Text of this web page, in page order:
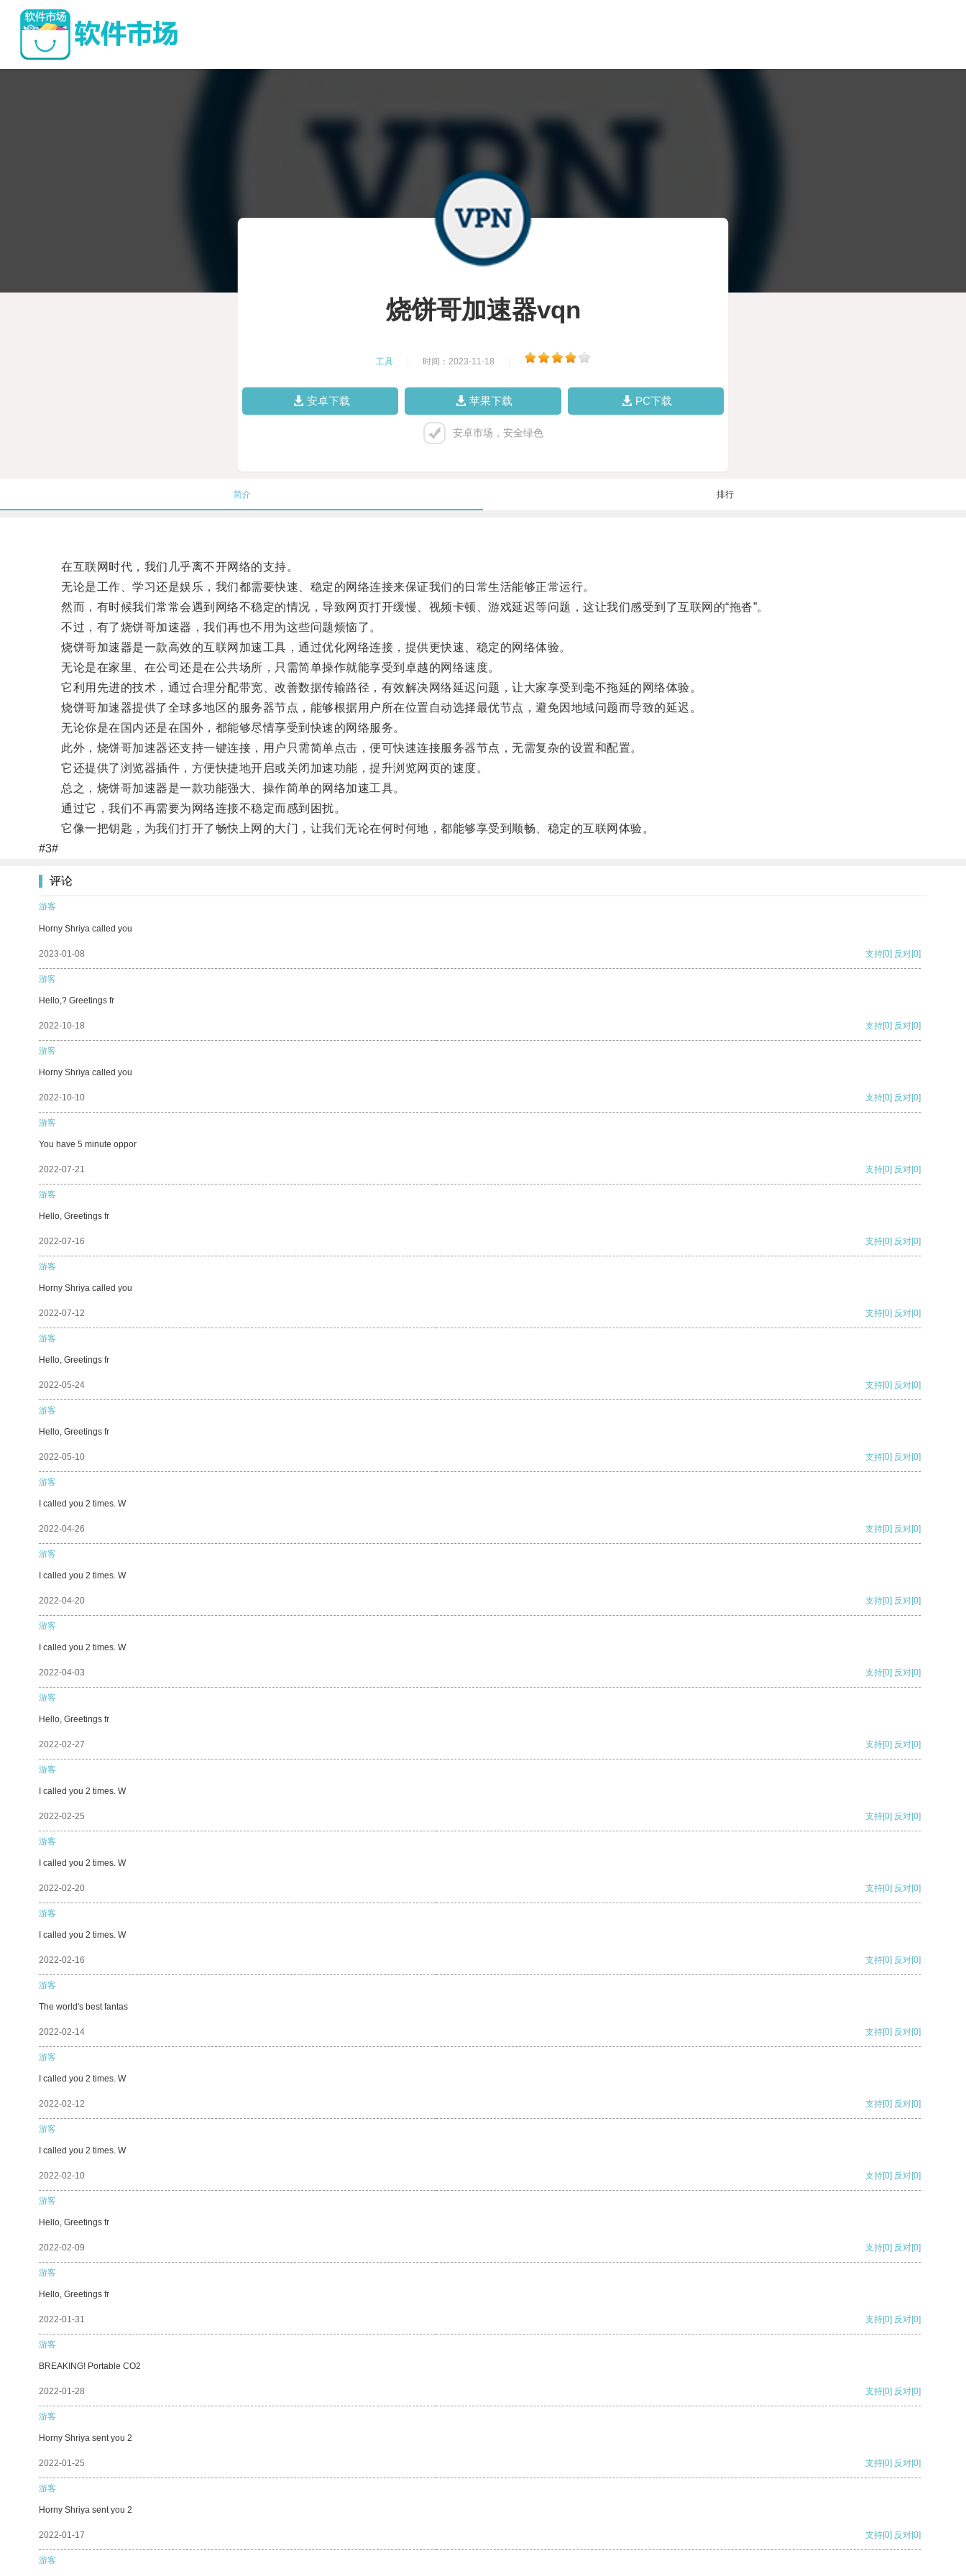
烧饼哥加速器vqn
工具 时间：2023-11-18
安卓下载 苹果下载 PC下载
安卓市场，安全绿色
简介 排行
在互联网时代，我们几乎离不开网络的支持。
无论是工作、学习还是娱乐，我们都需要快速、稳定的网络连接来保证我们的日常生活能够正常运行。
然而，有时候我们常常会遇到网络不稳定的情况，导致网页打开缓慢、视频卡顿、游戏延迟等问题，这让我们感受到了互联网的“拖沓”。
不过，有了烧饼哥加速器，我们再也不用为这些问题烦恼了。
烧饼哥加速器是一款高效的互联网加速工具，通过优化网络连接，提供更快速、稳定的网络体验。
无论是在家里、在公司还是在公共场所，只需简单操作就能享受到卓越的网络速度。
它利用先进的技术，通过合理分配带宽、改善数据传输路径，有效解决网络延迟问题，让大家享受到毫不拖延的网络体验。
烧饼哥加速器提供了全球多地区的服务器节点，能够根据用户所在位置自动选择最优节点，避免因地域问题而导致的延迟。
无论你是在国内还是在国外，都能够尽情享受到快速的网络服务。
此外，烧饼哥加速器还支持一键连接，用户只需简单点击，便可快速连接服务器节点，无需复杂的设置和配置。
它还提供了浏览器插件，方便快捷地开启或关闭加速功能，提升浏览网页的速度。
总之，烧饼哥加速器是一款功能强大、操作简单的网络加速工具。
通过它，我们不再需要为网络连接不稳定而感到困扰。
它像一把钥匙，为我们打开了畅快上网的大门，让我们无论在何时何地，都能够享受到顺畅、稳定的互联网体验。
#3#
评论
游客
Horny Shriya called you
2023-01-08 支持[0] 反对[0]
游客
Hello,? Greetings fr
2022-10-18 支持[0] 反对[0]
游客
Horny Shriya called you
2022-10-10 支持[0] 反对[0]
游客
You have 5 minute oppor
2022-07-21 支持[0] 反对[0]
游客
Hello, Greetings fr
2022-07-16 支持[0] 反对[0]
游客
Horny Shriya called you
2022-07-12 支持[0] 反对[0]
游客
Hello, Greetings fr
2022-05-24 支持[0] 反对[0]
游客
Hello, Greetings fr
2022-05-10 支持[0] 反对[0]
游客
I called you 2 times. W
2022-04-26 支持[0] 反对[0]
游客
I called you 2 times. W
2022-04-20 支持[0] 反对[0]
游客
I called you 2 times. W
2022-04-03 支持[0] 反对[0]
游客
Hello, Greetings fr
2022-02-27 支持[0] 反对[0]
游客
I called you 2 times. W
2022-02-25 支持[0] 反对[0]
游客
I called you 2 times. W
2022-02-20 支持[0] 反对[0]
游客
I called you 2 times. W
2022-02-16 支持[0] 反对[0]
游客
The world's best fantas
2022-02-14 支持[0] 反对[0]
游客
I called you 2 times. W
2022-02-12 支持[0] 反对[0]
游客
I called you 2 times. W
2022-02-10 支持[0] 反对[0]
游客
Hello, Greetings fr
2022-02-09 支持[0] 反对[0]
游客
Hello, Greetings fr
2022-01-31 支持[0] 反对[0]
游客
BREAKING! Portable CO2
2022-01-28 支持[0] 反对[0]
游客
Horny Shriya sent you 2
2022-01-25 支持[0] 反对[0]
游客
Horny Shriya sent you 2
2022-01-17 支持[0] 反对[0]
游客